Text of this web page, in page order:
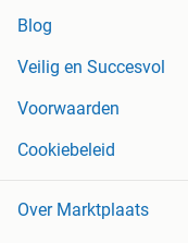
Blog
Veilig en Succesvol
Voorwaarden
Cookiebeleid
Over Marktplaats